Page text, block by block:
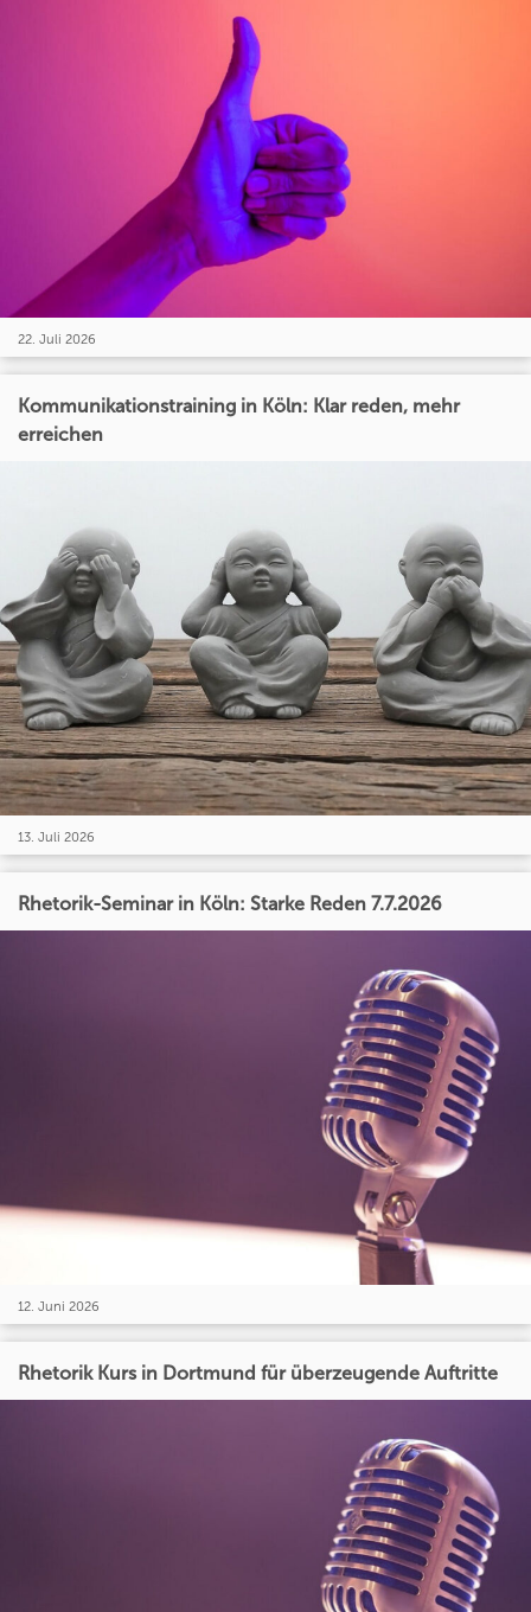
22. Juli 2026
Kommunikationstraining in Köln: Klar reden, mehr
erreichen
13. Juli 2026
Rhetorik-Seminar in Köln: Starke Reden 7.7.2026
12. Juni 2026
Rhetorik Kurs in Dortmund für überzeugende Auftritte